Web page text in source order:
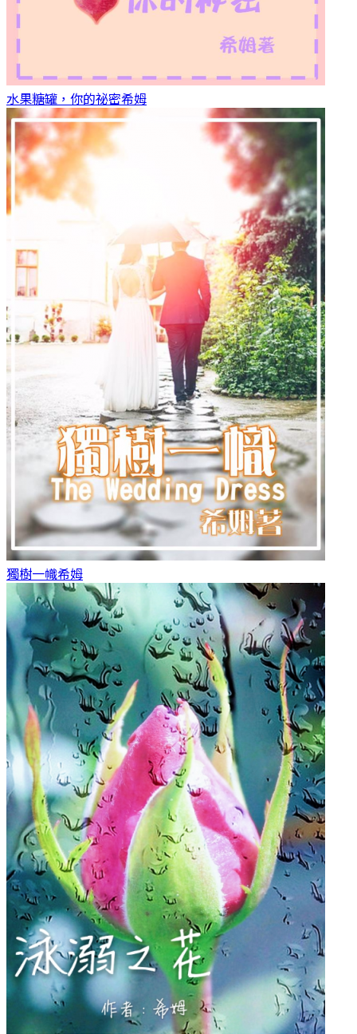
水果糖罐，你的祕密希姆
獨樹一幟希姆